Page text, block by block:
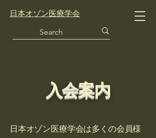
日本オゾン医療学会
入会案内
日本オゾン医療学会は多くの会員様